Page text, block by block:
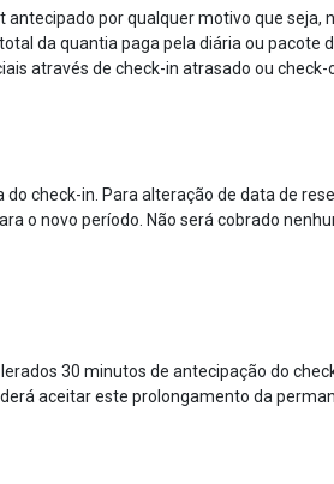
por qualquer motivo que seja,
da quantia paga pela diária ou pacote
através de check-in atrasado ou
check-in. Para alteração de data de
o novo período. Não será cobrado
30 minutos de antecipação do
aceitar este prolongamento da